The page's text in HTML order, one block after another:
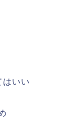
はいい